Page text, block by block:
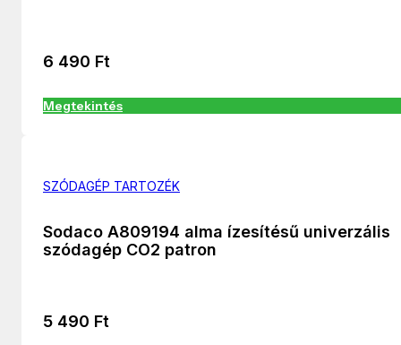
6 490 Ft
Megtekintés
SZÓDAGÉP TARTOZÉK
Sodaco A809194 alma ízesítésű univerzális
szódagép CO2 patron
5 490 Ft